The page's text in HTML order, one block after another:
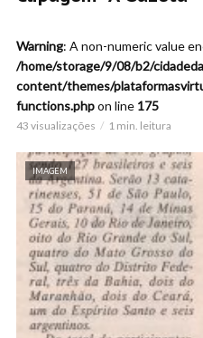
Warning: A non-numeric value
/home/storage/9/08/b2/
content/themes/
functions.phpon line 175
43 visualizações 1 min. leitura
IMAGEM